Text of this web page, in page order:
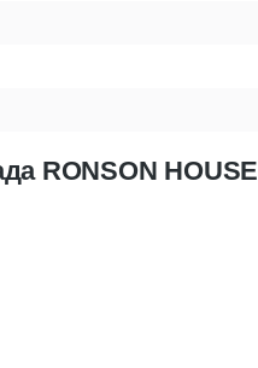
RONSON HOUSE